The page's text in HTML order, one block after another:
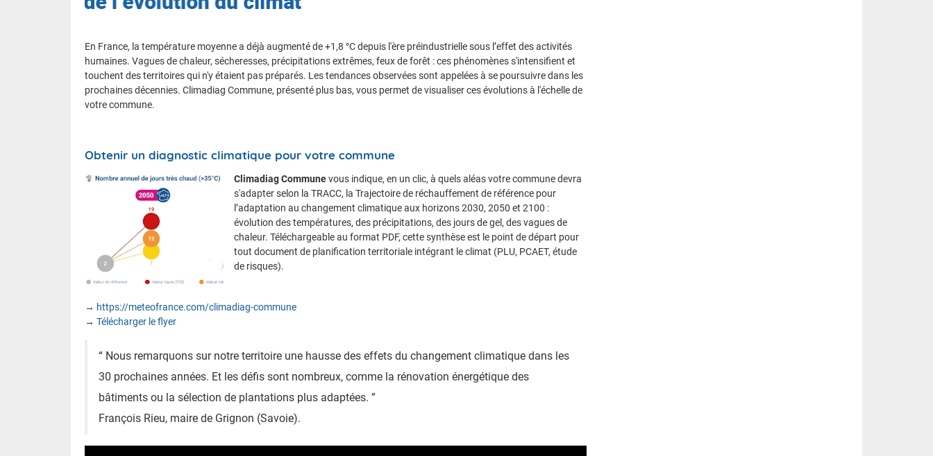
En France, la température moyenne a déjà augmenté de +1,8 °C depuis l'ère préindustrielle sous l’effet des activités
humaines. Vagues de chaleur, sécheresses, précipitations extrêmes, feux de forêt : ces phénomènes s'intensifient et
touchent des territoires qui n'y étaient pas préparés. Les tendances observées sont appelées à se poursuivre dans les
prochaines décennies. Climadiag Commune, présenté plus bas, vous permet de visualiser ces évolutions à l'échelle de
votre commune.
Obtenir un diagnostic climatique pour votre commune
Climadiag Communevous indique, en un clic, à quels aléas votre commune devra
s'adapter selon la TRACC, la Trajectoire de réchauffement de référence pour
l’adaptation au changement climatique aux horizons 2030, 2050 et 2100 :
évolution des températures, des précipitations, des jours de gel, des vagues de
chaleur. Téléchargeable au format PDF, cette synthèse est le point de départ pour
tout document de planification territoriale intégrant le climat (PLU, PCAET, étude
de risques).
→ https://meteofrance.com/climadiag-commune
→ Télécharger le flyer
“ Nous remarquons sur notre territoire une hausse des effets du changement climatique dans les
30 prochaines années. Et les défis sont nombreux, comme la rénovation énergétique des
bâtiments ou la sélection de plantations plus adaptées. ”
François Rieu, maire de Grignon (Savoie).